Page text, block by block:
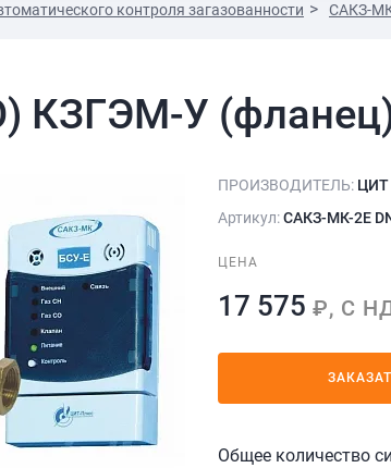
контроля загазованности САКЗ-
КЗГЭМ-У
ПРОИЗВОДИТЕЛЬ:
Артикул:САКЗ-МК-2Е
ЦЕНА
17 575 ₽, С
Общее количество